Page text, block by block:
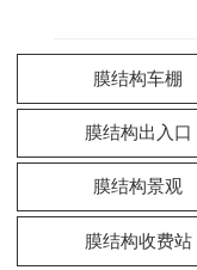
膜结构车棚
膜结构出入口
膜结构景观
膜结构收费站